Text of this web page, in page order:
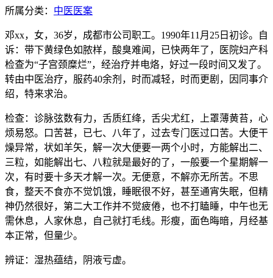
所属分类： 中医医案
邓xx，女，36岁，成都市公司职工。1990年11月25日初诊。自
诉：带下黄绿色如脓样，酸臭难闻，已快两年了，医院妇产科
检查为“子宫颈糜烂”，经治疗并电烙，好过一段时间又发了。
转由中医治疗，服药40余剂，时而减轻，时而更剧，因同事介
绍，特来求治。
检查：诊脉弦数有力，舌质红绛，舌尖尤红，上罩薄黄苔，心
烦易怒。口苦甚，已七、八年了，过去专门医过口苦。大便干
燥异常，状如羊矢，解一次大便要一两个小时，方能解出二、
三粒，如能解出七、八粒就是最好的了，一般要一个星期解一
次，有时要十多天才解一次。无便意，不解亦无所苦。不思
食，整天不食亦不觉饥饿，睡眠很不好，甚至通宵失眠，但精
神仍然很好，第二大工作并不觉疲倦，也不打瞌睡，中午也无
需休息，人家休息，自己就打毛线。形瘦，面色晦暗，月经基
本正常，但量少。
辨证：湿热蕴结，阴液亏虚。